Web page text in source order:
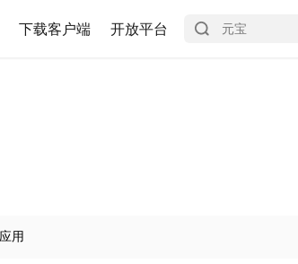
下载客户端 开放平台
用